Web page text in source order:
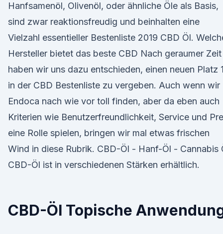
Hanfsamenöl, Olivenöl, oder ähnliche Öle als Basis,
sind zwar reaktionsfreudig und beinhalten eine
Vielzahl essentieller Bestenliste 2019 CBD Öl.
Hersteller bietet das beste CBD Nach geraumer Zeit
haben wir uns dazu entschieden, einen neuen Platz 1
in der CBD Bestenliste zu vergeben. Auch wenn wir
Endoca nach wie vor toll finden, aber da eben auch
Kriterien wie Benutzerfreundlichkeit, Service und
eine Rolle spielen, bringen wir mal etwas frischen
Wind in diese Rubrik. CBD-Öl - Hanf-Öl - Cannabis
CBD-Öl ist in verschiedenen Stärken erhältlich.
CBD-Öl Topische